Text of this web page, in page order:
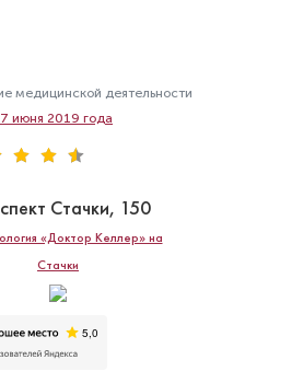
медицинской деятельности
2019 года
Стачки, 150
«Доктор Келлер» на
Стачки